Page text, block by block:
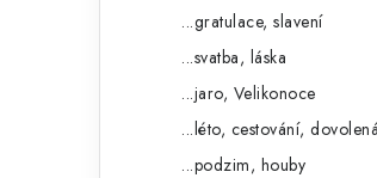
...gratulace, slavení
...svatba, láska
...jaro, Velikonoce
...léto, cestování, dovolená
...podzim, houby